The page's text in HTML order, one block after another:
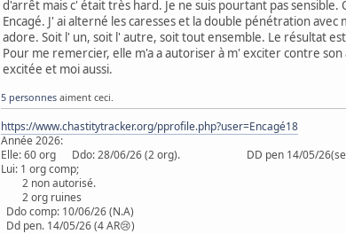
d'arrêt mais c' était très hard. Je ne suis pourtant pas
Encagé. J' ai alterné les caresses et la double pénétration
adore. Soit l' un, soit l' autre, soit tout ensemble. Le résultat
Pour me remercier, elle m'a a autoriser à m' exciter contre
excitée et moi aussi.
5 personnes aiment ceci.
https://www.chastitytracker.org/pprofile.php?user=Encagé18
Année 2026:
Elle: 60 org Ddo: 28/06/26 (2 org). DD pen 14/05/
Lui: 1 org comp;
2 non autorisé.
2 org ruines
Ddo comp: 10/06/26 (N.A)
Dd pen. 14/05/26 (4 AR😢)